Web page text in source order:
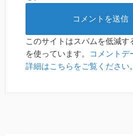
このサイトはスパムを低減す
を使っています。
コメントデ
詳細はこちらをご覧ください。